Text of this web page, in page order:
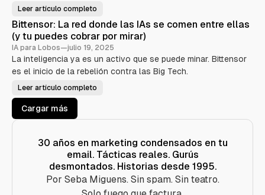
o
b
o
s
G
o
o
g
l
e
(
m
e
l
a
m
ó
l
o
)
l
s
o
b
e
n
o
s
t
r
o
s
c
i
ó
n
:
C
ó
m
o
l
I
A
t
e
c
o
i
r
ó
e
n
L
s
t
e
l
f
o
n
s
w
b
3
e
l
c
Leer artículo completo
Bittensor: La red donde las IAs se comen entre ellas
(y tu puedes cobrar por mirar)
IA para Lobos—julio 19, 2025
La inteligencia ya es un activo que se puede minar. Bittensor
es el inicio de la rebelión contra las Big Tech.
B
i
t
e
o
r
a
e
Leer artículo completo
Cargar más
30 años en marketing condensados en tu
email. Tácticas reales. Gurús
desmontados. Historias desde 1995.
Por Seba Miguens. Sin spam. Sin teatro.